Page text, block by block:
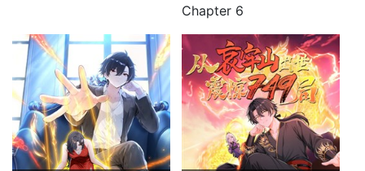
Chapter 6